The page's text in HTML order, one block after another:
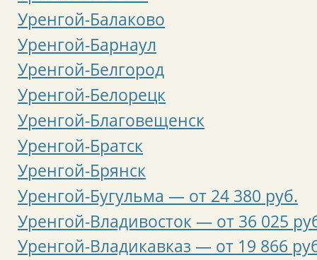
Уренгой-Балаково
Уренгой-Барнаул
Уренгой-Белгород
Уренгой-Белорецк
Уренгой-Благовещенск
Уренгой-Братск
Уренгой-Брянск
Уренгой-Бугульма — от 24 380 руб.
Уренгой-Владивосток — от 36 025
Уренгой-Владикавказ — от 19 866